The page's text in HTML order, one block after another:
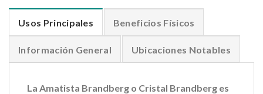
Usos Principales Beneficios Físicos
Información General Ubicaciones Notables
La Amatista Brandberg o Cristal Brandberg es